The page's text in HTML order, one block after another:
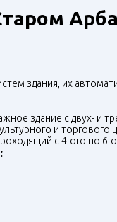
здания, их
здание с двух- и
и
с 4-ого по 6-